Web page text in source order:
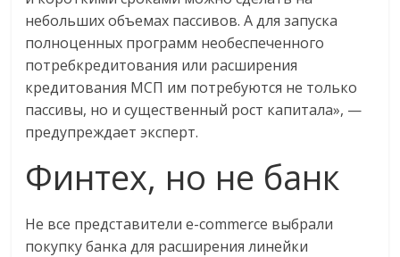
небольших объемах пассивов. А для запуска
полноценных программ необеспеченного
потребкредитования или расширения
кредитования МСП им потребуются не только
пассивы, но и существенный рост капитала», —
предупреждает эксперт.
Финтех, но не банк
Не все представители e-commerce выбрали
покупку банка для расширения линейки